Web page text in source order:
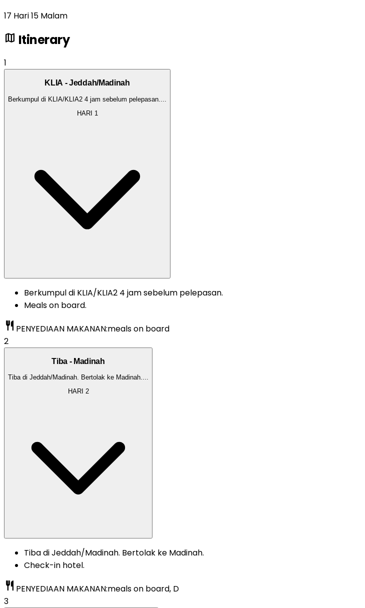
17 Hari 15 Malam
map Itinerary
1
KLIA - Jeddah/Madinah
Berkumpul di KLIA/KLIA2 4 jam sebelum pelepasan.
HARI 1
Berkumpul di KLIA/KLIA2 4 jam sebelum pelepasan.
Meals on board.
restaurant PENYEDIAAN MAKANAN:meals on board
2
Tiba - Madinah
Tiba di Jeddah/Madinah. Bertolak ke Madinah....
HARI 2
Tiba di Jeddah/Madinah. Bertolak ke Madinah.
Check-in hotel.
restaurant PENYEDIAAN MAKANAN:meals on board, D
3